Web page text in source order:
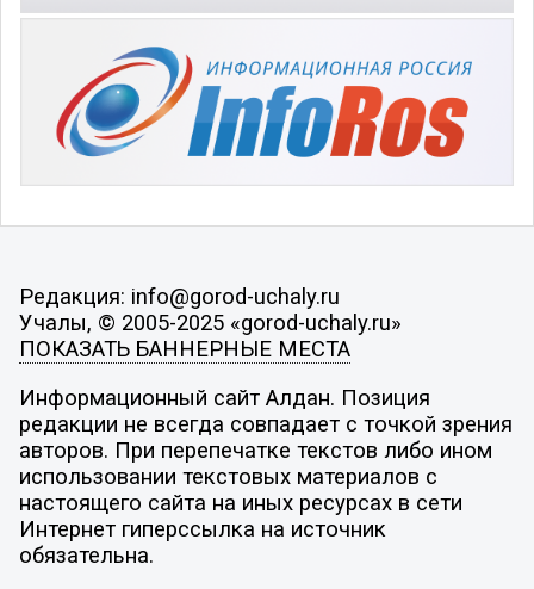
Редакция: info@gorod-uchaly.ru
Учалы, © 2005-2025 «gorod-uchaly.ru»
ПОКАЗАТЬ БАННЕРНЫЕ МЕСТА
Информационный сайт Алдан. Позиция
редакции не всегда совпадает с точкой зрения
авторов. При перепечатке текстов либо ином
использовании текстовых материалов с
настоящего сайта на иных ресурсах в сети
Интернет гиперссылка на источник
обязательна.